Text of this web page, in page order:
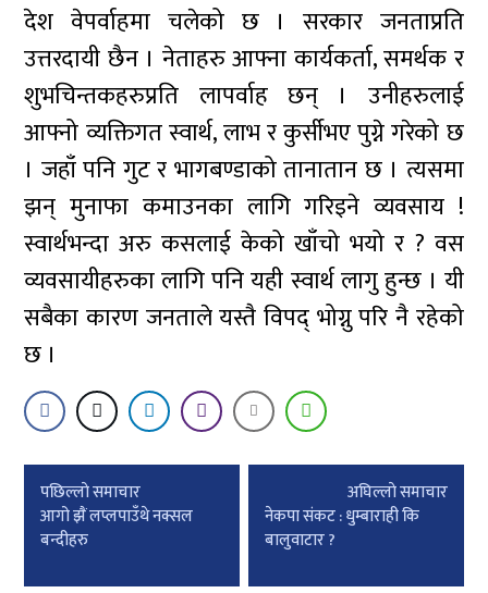
देश वेपर्वाहमा चलेको छ । सरकार जनताप्रति
उत्तरदायी छैन । नेताहरु आफ्ना कार्यकर्ता, समर्थक र
शुभचिन्तकहरुप्रति लापर्वाह छन् । उनीहरुलाई
आफ्नो व्यक्तिगत स्वार्थ, लाभ र कुर्सीभए पुग्ने गरेको छ
। जहाँ पनि गुट र भागबण्डाको तानातान छ । त्यसमा
झन् मुनाफा कमाउनका लागि गरिइने व्यवसाय !
स्वार्थभन्दा अरु कसलाई केको खाँचो भयो र ? वस
व्यवसायीहरुका लागि पनि यही स्वार्थ लागु हुन्छ । यी
सबैका कारण जनताले यस्तै विपद् भोग्नु परि नै रहेको
छ ।
Post
navigation
पछिल्लाे समाचार
आगो झैं लप्लपाउँथे नक्सल
बन्दीहरु
अघिल्लाे समाचार
नेकपा संकट : धुम्बाराही कि
बालुवाटार ?